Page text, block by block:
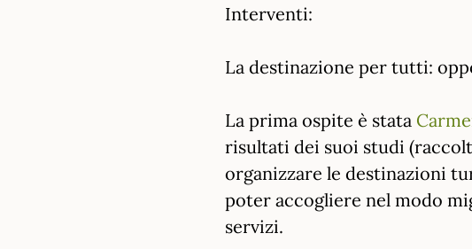
Interventi:
La destinazione per tutti:
La prima ospite è stata
risultati dei suoi studi
organizzare le destinazioni
poter accogliere nel modo
servizi.